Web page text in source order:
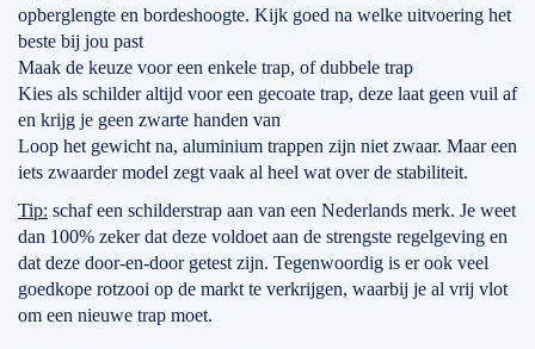
opberglengte en bordeshoogte. Kijk goed na welke uitvoering het
beste bij jou past
Maak de keuze voor een enkele trap, of dubbele trap
Kies als schilder altijd voor een gecoate trap, deze laat geen vuil af
en krijg je geen zwarte handen van
Loop het gewicht na, aluminium trappen zijn niet zwaar. Maar een
iets zwaarder model zegt vaak al heel wat over de stabiliteit.
Tip: schaf een schilderstrap aan van een Nederlands merk. Je weet
dan 100% zeker dat deze voldoet aan de strengste regelgeving en
dat deze door-en-door getest zijn. Tegenwoordig is er ook veel
goedkope rotzooi op de markt te verkrijgen, waarbij je al vrij vlot
om een nieuwe trap moet.